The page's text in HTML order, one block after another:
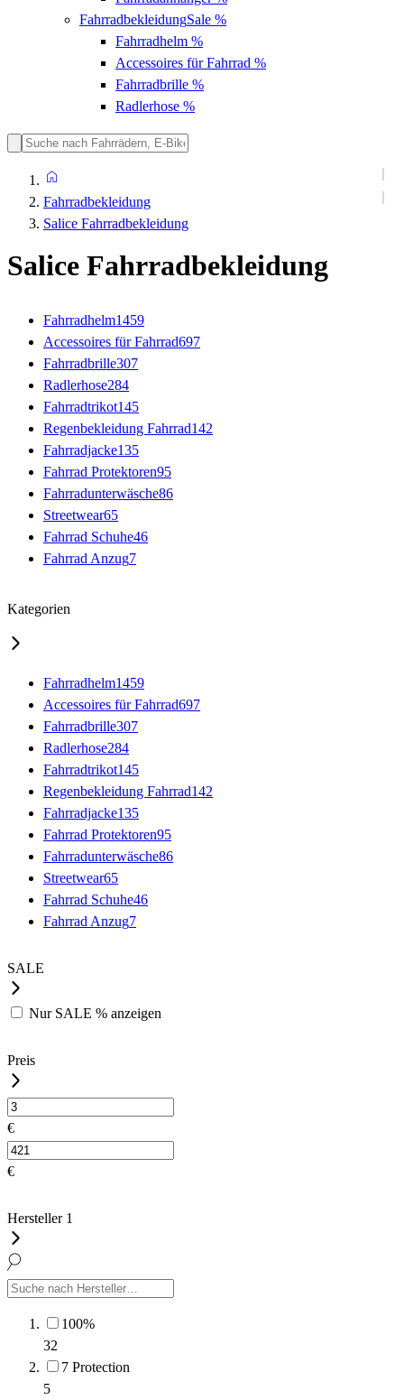
FahrradbekleidungSale %
Fahrradhelm %
Accessoires für Fahrrad %
Fahrradbrille %
Radlerhose %
Fahrradbekleidung
Salice Fahrradbekleidung
Salice Fahrradbekleidung
Fahrradhelm1459
Accessoires für Fahrrad697
Fahrradbrille307
Radlerhose284
Fahrradtrikot145
Regenbekleidung Fahrrad142
Fahrradjacke135
Fahrrad Protektoren95
Fahrradunterwäsche86
Streetwear65
Fahrrad Schuhe46
Fahrrad Anzug7
Kategorien
Fahrradhelm1459
Accessoires für Fahrrad697
Fahrradbrille307
Radlerhose284
Fahrradtrikot145
Regenbekleidung Fahrrad142
Fahrradjacke135
Fahrrad Protektoren95
Fahrradunterwäsche86
Streetwear65
Fahrrad Schuhe46
Fahrrad Anzug7
SALE
Nur SALE % anzeigen
Preis
€
€
Hersteller 1
100%
32
7 Protection
5